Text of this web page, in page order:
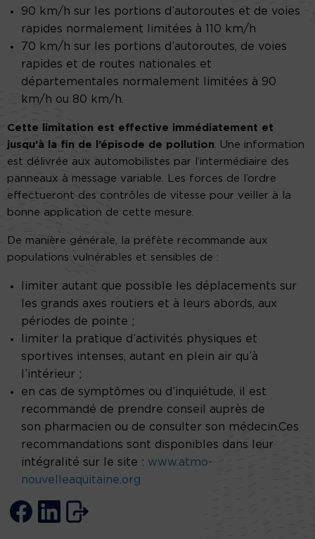
90 km/h sur les portions d’autoroutes et de voies
rapides normalement limitées à 110 km/h
70 km/h sur les portions d’autoroutes, de voies
rapides et de routes nationales et
départementales normalement limitées à 90
km/h ou 80 km/h.
Cette limitation est effective immédiatement et
jusqu’à la fin de l’épisode de pollution . Une information
est délivrée aux automobilistes par l’intermédiaire des
panneaux à message variable. Les forces de l’ordre
effectueront des contrôles de vitesse pour veiller à la
bonne application de cette mesure.
De manière générale, la préfète recommande aux
populations vulnérables et sensibles de :
limiter autant que possible les déplacements sur
les grands axes routiers et à leurs abords, aux
périodes de pointe ;
limiter la pratique d’activités physiques et
sportives intenses, autant en plein air qu’à
l’intérieur ;
en cas de symptômes ou d’inquiétude, il est
recommandé de prendre conseil auprès de
son pharmacien ou de consulter son médecin.Ces
recommandations sont disponibles dans leur
intégralité sur le site : www.atmo-
nouvelleaquitaine.org